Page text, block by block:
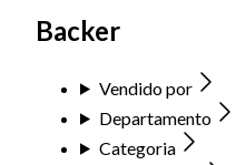
Backer
Vendido por
Departamento
Categoria